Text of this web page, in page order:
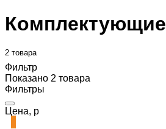
Комплектующие
2 товара
Фильтр
Показано 2 товара
Фильтры
Цена, р